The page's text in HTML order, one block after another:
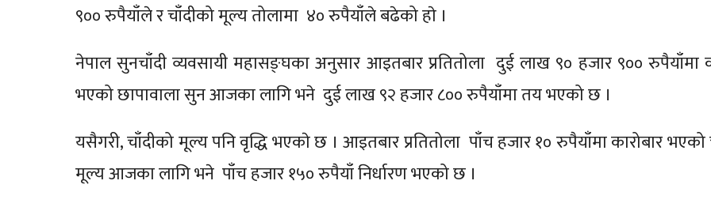
९०० रुपैयाँले र चाँदीको मूल्य तोलामा ४० रुपैयाँले बढेको हाे ।
नेपाल सुनचाँदी व्यवसायी महासङ्घका अनुसार आइतबार प्रतितोला दुई लाख ९० हजार ९०० रुपैयाँमा
भएको छापावाला सुन आजका लागि भने दुई लाख ९२ हजार ८०० रुपैयाँमा तय भएको छ ।
यसैगरी, चाँदीको मूल्य पनि वृद्धि भएकाे छ । आइतबार प्रतितोला पाँच हजार १० रुपैयाँमा कारोबार भएको
मूल्य आजका लागि भने पाँच हजार १५० रुपैयाँ निर्धारण भएको छ ।